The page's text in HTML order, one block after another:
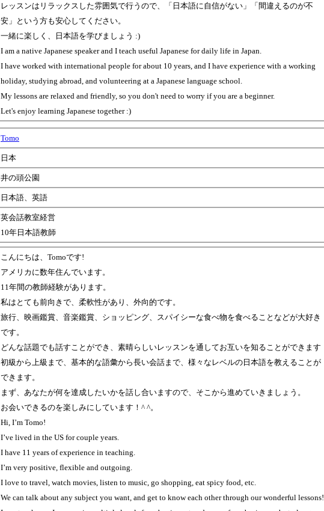
レッスンはリラックスした雰囲気で行うので、「日本語に自信がない」「間違えるのが不
安」という方も安心してください。
一緒に楽しく、日本語を学びましょう :)
I am a native Japanese speaker and I teach useful Japanese for daily life in Japan.
I have worked with international people for about 10 years, and I have experience with a working
holiday, studying abroad, and volunteering at a Japanese language school.
My lessons are relaxed and friendly, so you don't need to worry if you are a beginner.
Let's enjoy learning Japanese together :)
Tomo
日本
井の頭公園
日本語、英語
英会話教室経営
10年日本語教師
こんにちは、Tomoです!
アメリカに数年住んでいます。
11年間の教師経験があります。
私はとても前向きで、柔軟性があり、外向的です。
旅行、映画鑑賞、音楽鑑賞、ショッピング、スパイシーな食べ物を食べることなどが大好き
です。
どんな話題でも話すことができ、素晴らしいレッスンを通してお互いを知ることができます
初級から上級まで、基本的な語彙から長い会話まで、様々なレベルの日本語を教えることが
できます。
まず、あなたが何を達成したいかを話し合いますので、そこから進めていきましょう。
お会いできるのを楽しみにしています！^ ^。
Hi, I’m Tomo!
I’ve lived in the US for couple years.
I have 11 years of experience in teaching.
I’m very positive, flexible and outgoing.
I love to travel, watch movies, listen to music, go shopping, eat spicy food, etc.
We can talk about any subject you want, and get to know each other through our wonderful lessons!